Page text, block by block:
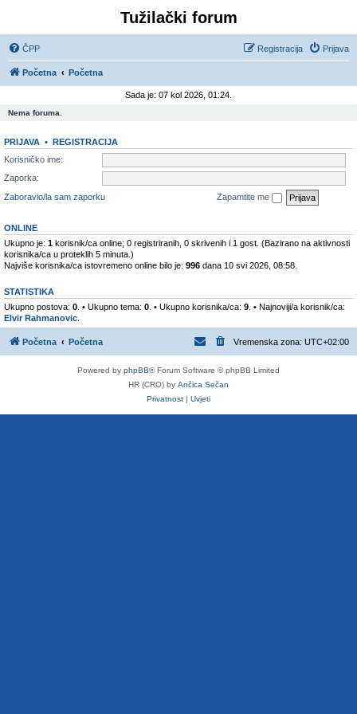
Tužilački forum
ČPP Prijava
Registracija
Početna Početna
Sada je: 07 kol 2026, 01:24.
Nema foruma.
PRIJAVA • REGISTRACIJA
Korisničko ime:
Zaporka:
Zaboravio/la sam zaporku
Zapamtite me
ONLINE
Ukupno je: 1 korisnik/ca online; 0 registriranih, 0 skrivenih i 1 gost. (Bazirano na aktivnosti
korisnika/ca u proteklih 5 minuta.)
Najviše korisnika/ca istovremeno online bilo je: 996 dana 10 svi 2026, 08:58.
STATISTIKA
Ukupno postova: 0 . • Ukupno tema: 0 . • Ukupno korisnika/ca: 9 . • Najnoviji/a korisnik/ca:
Elvir Rahmanovic
Početna Početna Vremenska zona: UTC+02:00
Powered by phpBB® Forum Software © phpBB Limited
HR (CRO) by Ančica Sečan
Privatnost | Uvjeti